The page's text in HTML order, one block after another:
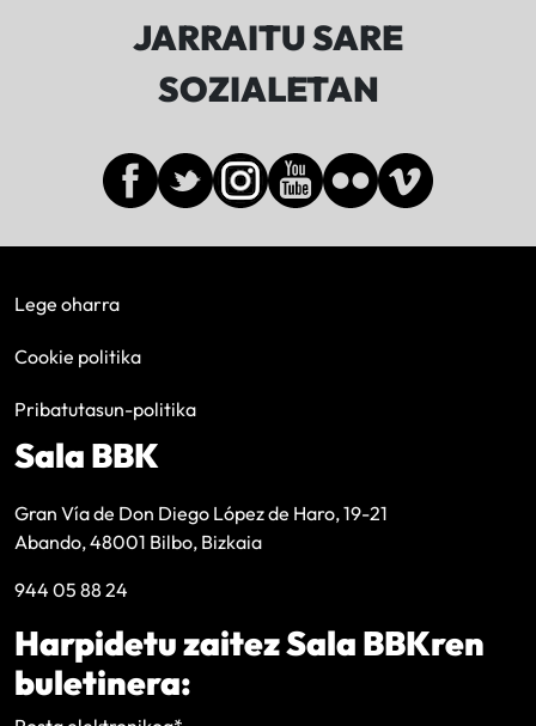
JARRAITU SARE
SOZIALETAN
Lege oharra
Cookie politika
Pribatutasun-politika
Sala BBK
Gran Vía de Don Diego López de Haro, 19-21
Abando, 48001 Bilbo, Bizkaia
944 05 88 24
Harpidetu zaitez Sala BBKren
buletinera: